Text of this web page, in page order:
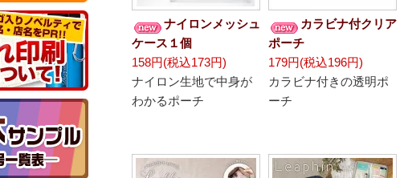
ナイロンメッシュ
ケース１個
158円(税込173円)
ナイロン生地で中身が
わかるポーチ
カラビナ付クリア
ポーチ
179円(税込196円)
カラビナ付きの透明ポ
ーチ